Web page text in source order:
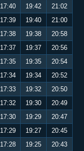
17:40 19:42
21:02
17:39 19:40
21:00
17:38 19:38
20:58
17:37 19:37
20:56
17:35 19:35
20:54
17:34 19:34
20:52
17:33 19:32
20:50
17:32 19:30
20:49
17:30 19:29
20:47
17:29 19:27
20:45
17:28 19:25
20:43